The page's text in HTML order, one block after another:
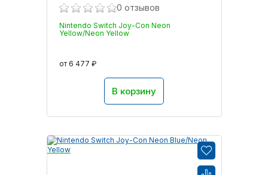
0 отзывов
Nintendo Switch Joy-Con Neon
Yellow/Neon Yellow
от 6 477 ₽
В корзину